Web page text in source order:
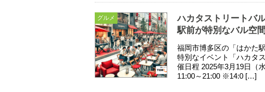
グルメ
ハカタストリートバ
駅前が特別なバル空
福岡市博多区の「はかた
特別なイベント「ハカタ
催日程 2025年3月19日（
11:00～21:00 ※14:0 […]